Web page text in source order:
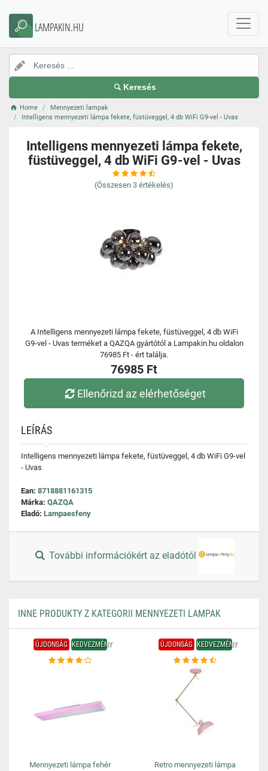
LAMPAKIN.HU
Keresés
Home
Mennyezeti lampak
Intelligens mennyezeti lámpa fekete, füstüveggel, 4 db WiFi G9-vel - Uvas
Intelligens mennyezeti lámpa fekete,
füstüveggel, 4 db WiFi G9-vel - Uvas
(Összesen 3 értékelés)
A Intelligens mennyezeti lámpa fekete, füstüveggel, 4 db WiFi
G9-vel - Uvas terméket a QAZQA gyártótól a Lampakin.hu oldalon
76985 Ft - ért találja.
76985 Ft
Ellenőrizd az elérhetőséget
LEÍRÁS
Intelligens mennyezeti lámpa fekete, füstüveggel, 4 db WiFi G9-vel
- Uvas
Ean: 8718881161315
Márka: QAZQA
Eladó: Lampaesfeny
További információkért az eladótól
INNE PRODUKTY Z KATEGORII MENNYEZETI LAMPAK
ÚJDONSÁG KEDVEZMÉNY
Mennyezeti lámpa fehér
ÚJDONSÁG KEDVEZMÉNY
Retro mennyezeti lámpa